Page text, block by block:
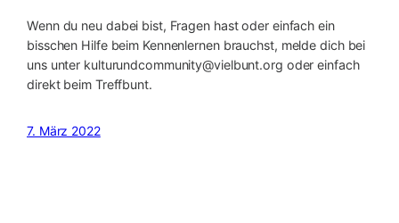
Wenn du neu dabei bist, Fragen hast oder einfach ein
bisschen Hilfe beim Kennenlernen brauchst, melde dich bei
uns unter kulturundcommunity@vielbunt.org oder einfach
direkt beim Treffbunt.
7. März 2022